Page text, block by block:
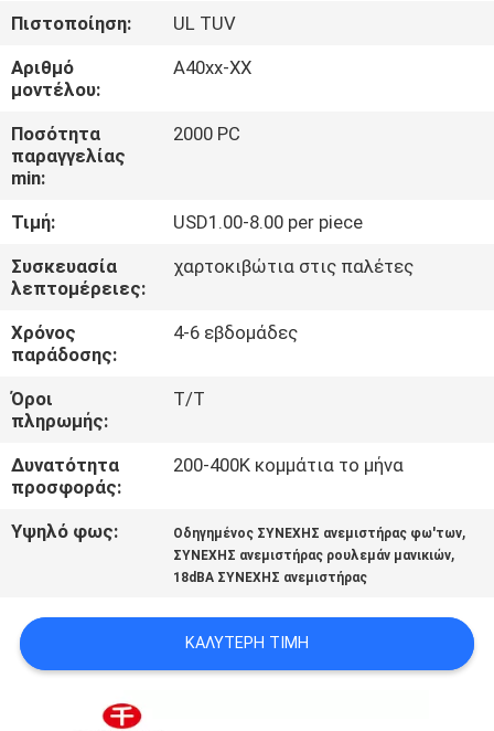
ΠΕΡΊΠΟΥ
ΕΜΕΊΣ
ΓΎΡΟΣ
ΕΡΓΟΣΤΑΣΊΩΝ
ΠΟΙΟΤΙΚΌΣ
ΈΛΕΓΧΟΣ
ΜΑΣ
ΕΛΆΤΕ
ΣΕ
ΕΠΑΦΉ
ΜΕ
ΖΗΤΉΣΤΕ
ΈΝΑ
ΑΠΌΣΠΑΣΜΑ
Πιστοποίηση:
UL TUV
Αριθμό
μοντέλου:
A40xx-ΧΧ
Ποσότητα
παραγγελίας
min:
2000 PC
Τιμή:
USD1.00-8.00 per piece
Συσκευασία
λεπτομέρειες:
χαρτοκιβώτια στις παλέτες
Χρόνος
παράδοσης:
4-6 εβδομάδες
Όροι
πληρωμής:
T/T
Δυνατότητα
προσφοράς:
200-400K κομμάτια το μήνα
Υψηλό φως: Οδηγημένος ΣΥΝΕΧΗΣ ανεμιστήρας φω'των,
ΣΥΝΕΧΗΣ ανεμιστήρας ρουλεμάν μανικιών,
18dBA ΣΥΝΕΧΗΣ ανεμιστήρας
ΚΑΛΎΤΕΡΗ ΤΙΜΉ